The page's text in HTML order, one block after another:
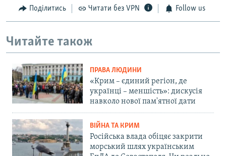
Поділитись Читати без VPN Follow us
Читайте також
ПРАВА ЛЮДИНИ
«Крим – єдиний регіон, де
українці – меншість»: дискусія
навколо нової пам'ятної дати
ВІЙНА ТА КРИМ
Російська влада обіцяє закрити
морський шлях українським